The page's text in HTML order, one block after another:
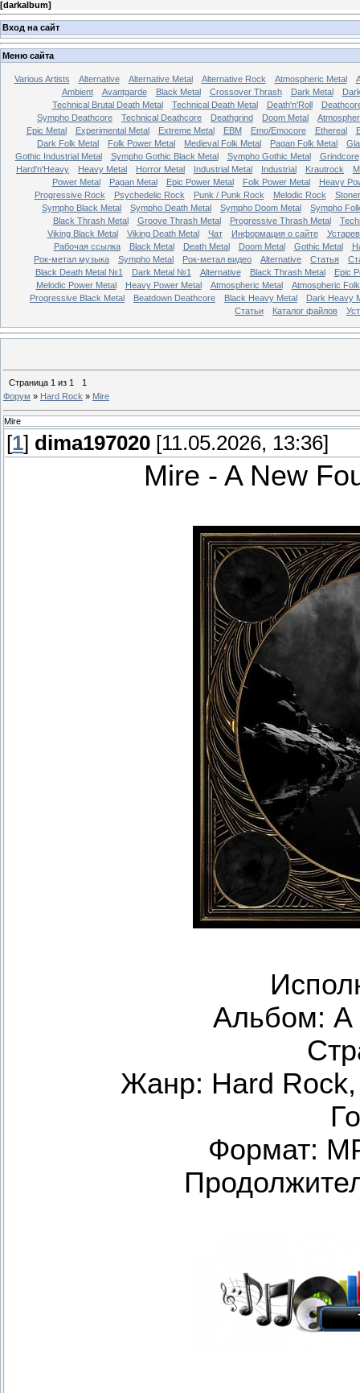
[darkalbum]
Вход на сайт
Меню сайта
Various Artists Alternative Alternative Metal Alternative Rock Atmospheric Metal
Ambient
Avantgarde Black Metal Crossover Thrash Dark Metal
Technical Brutal Death Metal
Technical Death Metal Death'n'Roll
Sympho Deathcore
Technical Deathcore Deathgrind Doom Metal
Epic Metal
Experimental Metal Extreme Metal EBM Emo/Emocore Ethereal
Dark Folk Metal
Folk Power Metal Medieval Folk Metal Pagan Folk Metal
Gothic Industrial Metal
Sympho Gothic Black Metal Sympho Gothic Metal
Grindcore
Hard'n'Heavy
Heavy Metal Horror Metal Industrial Metal Industrial Krautrock
Power Metal
Pagan Metal Epic Power Metal Folk Power Metal
Heavy
Progressive Rock
Psychedelic Rock Punk / Punk Rock Melodic Rock
Sympho Black Metal
Sympho Death Metal Sympho Doom Metal
Sympho
Black Thrash Metal
Groove Thrash Metal Progressive Thrash Metal
Viking Black Metal
Viking Death Metal Чат Информация о сайте
Рабочая ссылка
Black Metal Death Metal Doom Metal Gothic Metal
Рок-метал музыка
Sympho Metal Рок-метал видео Alternative Статья
Black Death Metal №1
Dark Metal №1 Alternative Black Thrash Metal
Epic
Melodic Power Metal
Heavy Power Metal Atmospheric Metal
Atmospheric
Progressive Black Metal
Beatdown Deathcore Black Heavy Metal
Dark Heavy
Статьи
Каталог файлов
Страница 1 из 1
1
Форум » Hard Rock » Mire
Mire
[1] dima197020 [11.05.2026, 13:36]
Mire - A New
Альбом: A
Жанр: Hard
Формат: